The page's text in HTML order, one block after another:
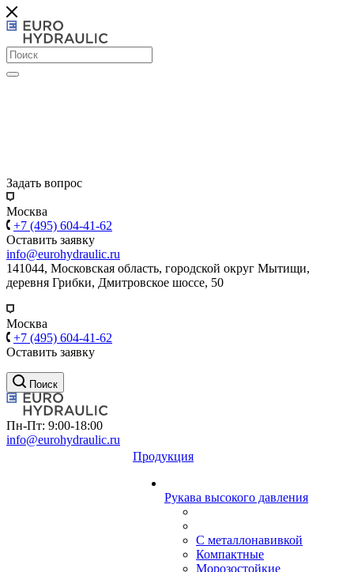
Задать вопрос
Москва
+7 (495) 604-41-62
Оставить заявку
info@eurohydraulic.ru
141044, Московская область, городской округ Мытищи,
деревня Грибки, Дмитровское шоссе, 50
Москва
+7 (495) 604-41-62
Оставить заявку
Поиск
Пн-Пт: 9:00-18:00
info@eurohydraulic.ru
Продукция
Рукава высокого давления
С металлонавивкой
Компактные
Морозостойкие